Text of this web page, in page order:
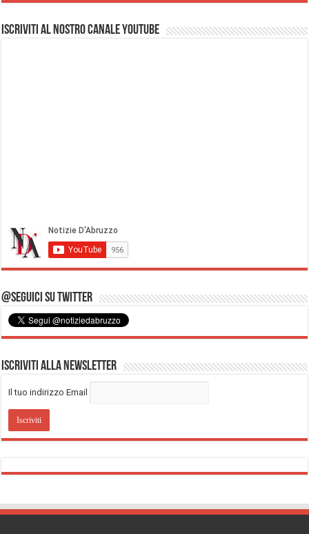
Iscriviti al nostro Canale Youtube
@Seguici su Twitter
Iscriviti alla Newsletter
Il tuo indirizzo Email